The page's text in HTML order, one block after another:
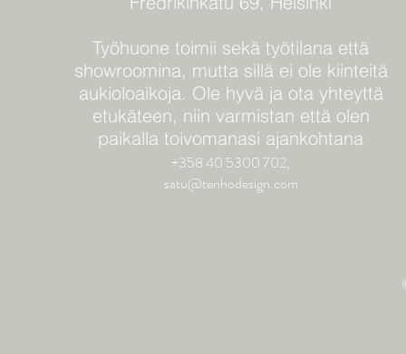
Työhuone toimii sekä työtilana että
showroomina, mutta sillä ei ole kiinteitä
aukioloaikoja. Ole hyvä ja ota yhteyttä
etukäteen, niin varmistan että olen
paikalla toivomanasi ajankohtana
+358 40 5300 702,
satu@tenhodesign.com